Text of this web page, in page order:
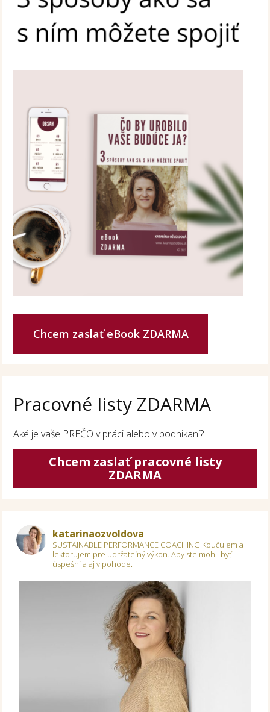
Chcem zaslať eBook ZDARMA
Pracovné listy ZDARMA
Aké je vaše PREČO v práci alebo v podnikaní?
Chcem zaslať pracovné listy
ZDARMA
katarinaozvoldova
SUSTAINABLE PERFORMANCE COACHING Koučujem a
lektorujem pre udržateľný výkon.Aby ste mohli byť
úspešní a aj v pohode.